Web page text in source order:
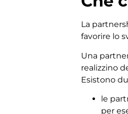
La
favorire lo
Una
realizzino
Esistono
le
per